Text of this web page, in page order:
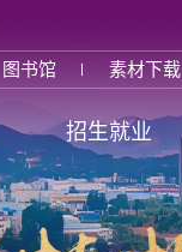
图书馆 素材下载
招生就业